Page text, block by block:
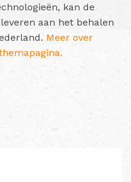
kan de
aan het behalen
Meer over